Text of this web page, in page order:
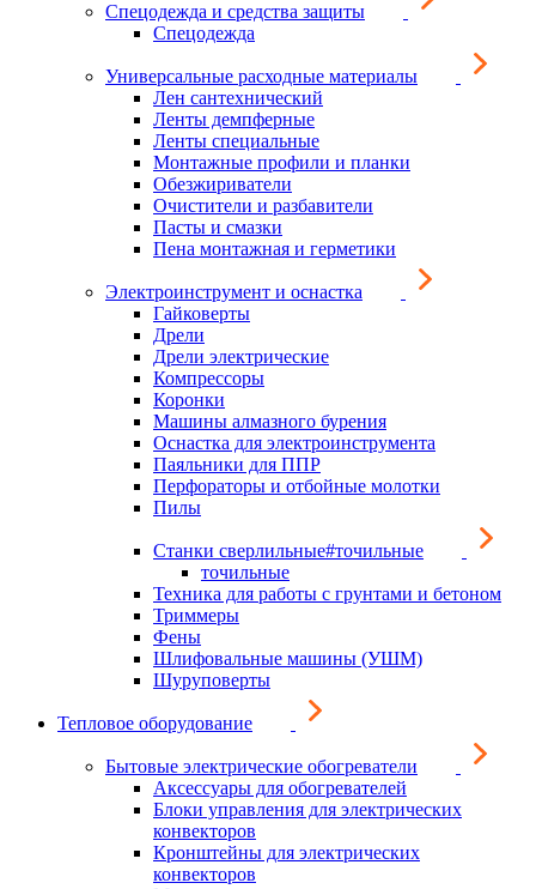
Спецодежда и средства защиты
Спецодежда
Универсальные расходные материалы
Лен сантехнический
Ленты демпферные
Ленты специальные
Монтажные профили и планки
Обезжириватели
Очистители и разбавители
Пасты и смазки
Пена монтажная и герметики
Электроинструмент и оснастка
Гайковерты
Дрели
Дрели электрические
Компрессоры
Коронки
Машины алмазного бурения
Оснастка для электроинструмента
Паяльники для ППР
Перфораторы и отбойные молотки
Пилы
Станки сверлильные#точильные
точильные
Техника для работы с грунтами и бетоном
Триммеры
Фены
Шлифовальные машины (УШМ)
Шуруповерты
Тепловое оборудование
Бытовые электрические обогреватели
Аксессуары для обогревателей
Блоки управления для электрических
конвекторов
Кронштейны для электрических
конвекторов